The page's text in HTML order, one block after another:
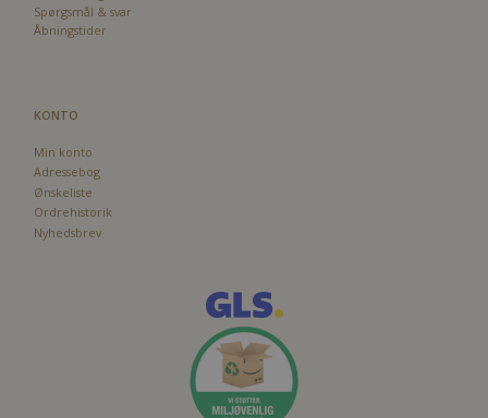
Spørgsmål & svar
Åbningstider
KONTO
Min konto
Adressebog
Ønskeliste
Ordrehistorik
Nyhedsbrev